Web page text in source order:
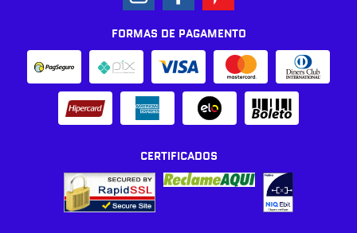
FORMAS DE PAGAMENTO
CERTIFICADOS